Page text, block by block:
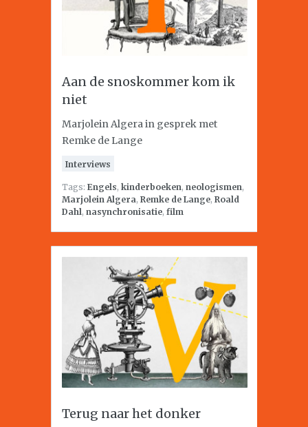
Aan de snoskommer kom ik
niet
Marjolein Algera in gesprek met
Remke de Lange
Interviews
Tags: Engels, kinderboeken, neologismen,
Marjolein Algera, Remke de Lange, Roald
Dahl, nasynchronisatie, film
Terug naar het donker